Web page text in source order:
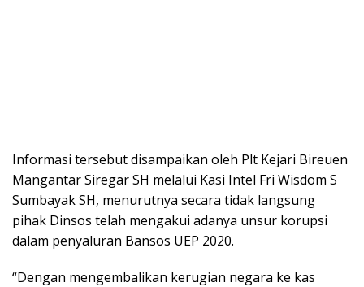
Informasi tersebut disampaikan oleh Plt Kejari Bireuen
Mangantar Siregar SH melalui Kasi Intel Fri Wisdom S
Sumbayak SH, menurutnya secara tidak langsung
pihak Dinsos telah mengakui adanya unsur korupsi
dalam penyaluran Bansos UEP 2020.
“Dengan mengembalikan kerugian negara ke kas